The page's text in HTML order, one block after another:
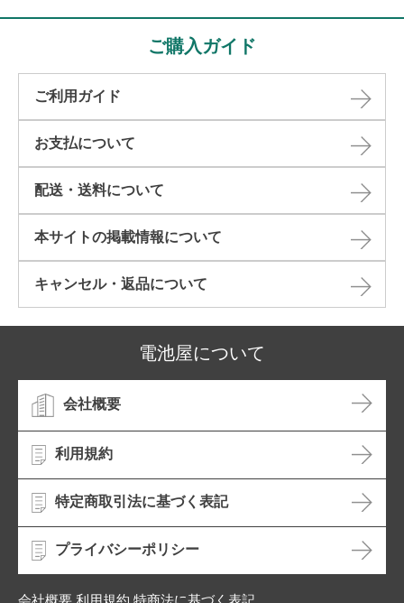
ご購入ガイド
ご利用ガイド
お支払について
配送・送料について
本サイトの掲載情報について​
キャンセル・返品について​
電池屋について
会社概要
利用規約
特定商取引法に基づく表記
プライバシーポリシー